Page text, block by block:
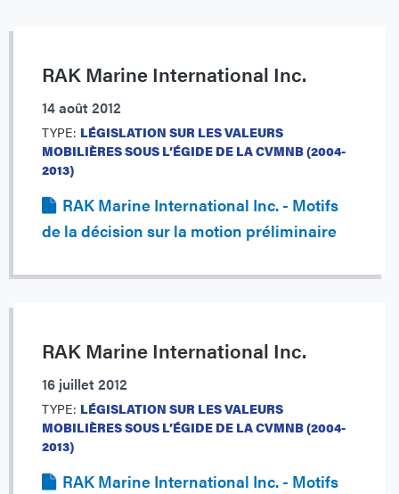
RAK Marine International Inc.
14 août 2012
TYPE: LÉGISLATION SUR LES VALEURS
MOBILIÈRES SOUS L’ÉGIDE DE LA CVMNB (2004-
2013)
RAK Marine International Inc. - Motifs
de la décision sur la motion préliminaire
RAK Marine International Inc.
16 juillet 2012
TYPE: LÉGISLATION SUR LES VALEURS
MOBILIÈRES SOUS L’ÉGIDE DE LA CVMNB (2004-
2013)
RAK Marine International Inc. - Motifs